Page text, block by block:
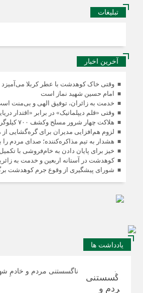
تبلیغات
آخرین اخبار
وقتی خاک کوهدشت با عطر کربلا می‌آمیزد
امام حسین شهید نماز است
خدمت به زائران، توفیق الهی و بی‌منت
وقتی «قلم دیپلماتیک» در برابر «اقتدار
هلاکت چهار شرور مسلح وکشف ۷۰۰ کیلوگرم مواد مخدر
لزوم هم‌افزایی مدیران برای گره‌گشایی
هشدار به تیم مذاکره‌کننده؛ صدای مردم را
خیز برای پایان دادن به خام‌فروشی با
کوهدشت در آستانه اربعین و خدمت‌ به
شورای پیشگیری از وقوع جرم کوهدشت
یادداشت ها
ناگسستنی مردم و خادمِ